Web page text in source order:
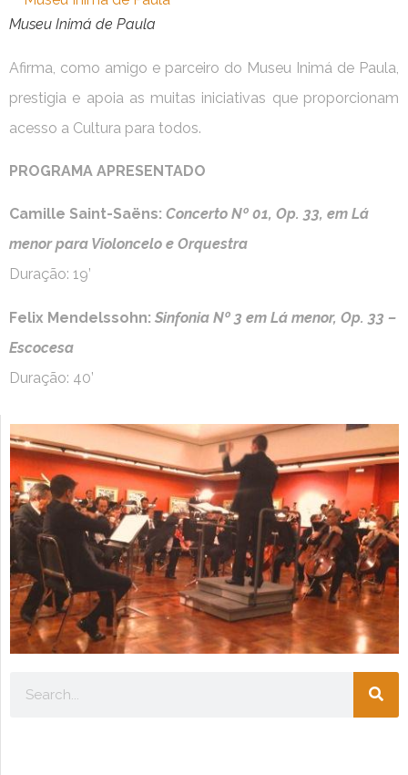
Museu Inimá de Paula
Afirma, como amigo e parceiro do Museu Inimá de Paula,
prestigia e apoia as muitas iniciativas que proporcionam
acesso a Cultura para todos.
PROGRAMA APRESENTADO
Camille Saint-Saëns: Concerto Nº 01, Op. 33, em Lá
menor para Violoncelo e Orquestra
Duração: 19’
Felix Mendelssohn: Sinfonia Nº 3 em Lá menor, Op. 33 –
Escocesa
Duração: 40’